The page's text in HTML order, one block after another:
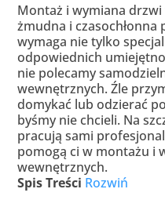
Montaż i wymiana
żmudna i
wymaga nie tylko
odpowiednich
nie polecamy
wewnętrznych. Źle
domykać lub odzierać
byśmy nie chcieli. Na
pracują sami
pomogą ci w montażu i
wewnętrznych.
Spis Treści Rozwiń